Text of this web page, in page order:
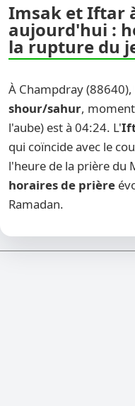
Imsak et Iftar
aujourd'hui :
la rupture du
À Champdray
shour/sahur,
l'aube) est à 04:24. L'
qui coïncide avec le
l'heure de la prière du
horaires de prière
Ramadan.